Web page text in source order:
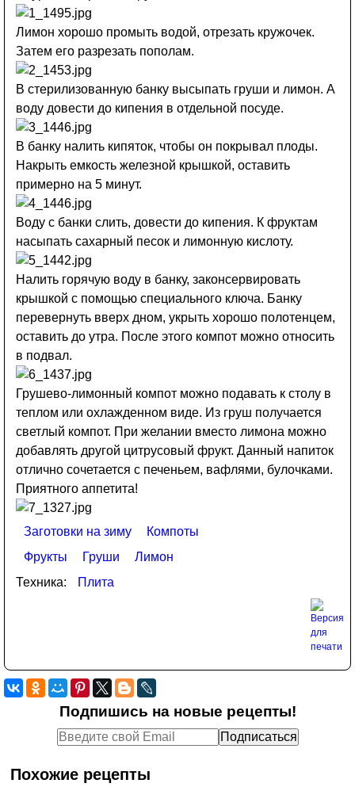
Лимон хорошо промыть водой, отрезать кружочек.
Затем его разрезать пополам.
В стерилизованную банку высыпать груши и лимон. А
воду довести до кипения в отдельной посуде.
В банку налить кипяток, чтобы он покрывал плоды.
Накрыть емкость железной крышкой, оставить
примерно на 5 минут.
Воду с банки слить, довести до кипения. К фруктам
насыпать сахарный песок и лимонную кислоту.
Налить горячую воду в банку, законсервировать
крышкой с помощью специального ключа. Банку
перевернуть вверх дном, укрыть хорошо полотенцем,
оставить до утра. После этого компот можно относить
в подвал.
Грушево-лимонный компот можно подавать к столу в
теплом или охлажденном виде. Из груш получается
светлый компот. При желании вместо лимона можно
добавлять другой цитрусовый фрукт. Данный напиток
отлично сочетается с печеньем, вафлями, булочками.
Приятного аппетита!
Заготовки на зиму
Компоты
Фрукты
Груши
Лимон
Техника:
Плита
Подпишись на новые рецепты!
Похожие рецепты